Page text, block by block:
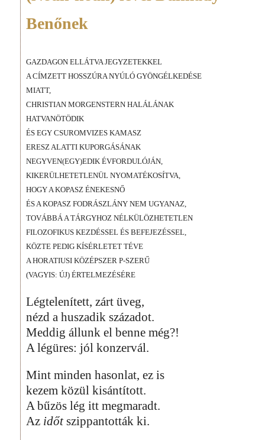
Benőnek
GAZDAGON ELLÁTVA JEGYZETEKKEL
A CÍMZETT HOSSZÚRA NYÚLÓ GYÖNGÉLKEDÉSE
MIATT,
CHRISTIAN MORGENSTERN HALÁLÁNAK
HATVANÖTÖDIK
ÉS EGY CSUROMVIZES KAMASZ
ERESZ ALATTI KUPORGÁSÁNAK
NEGYVEN(EGY)EDIK ÉVFORDULÓJÁN,
KIKERÜLHETETLENÜL NYOMATÉKOSÍTVA,
HOGY A KOPASZ ÉNEKESNŐ
ÉS A KOPASZ FODRÁSZLÁNY NEM UGYANAZ,
TOVÁBBÁ A TÁRGYHOZ NÉLKÜLÖZHETETLEN
FILOZOFIKUS KEZDÉSSEL ÉS BEFEJEZÉSSEL,
KÖZTE PEDIG KÍSÉRLETET TÉVE
A HORATIUSI KÖZÉPSZER P-SZERŰ
(VAGYIS: ÚJ) ÉRTELMEZÉSÉRE
Légtelenített, zárt üveg,
nézd a huszadik századot.
Meddig állunk el benne még?!
A légüres: jól konzervál.
Mint minden hasonlat, ez is
kezem közül kisántított.
A bűzös lég itt megmaradt.
Az időtszippantották ki.